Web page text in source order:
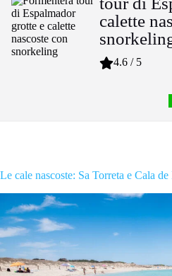
calette
4.6 / 5
Le cale nascoste: Sa Torreta e Cala de